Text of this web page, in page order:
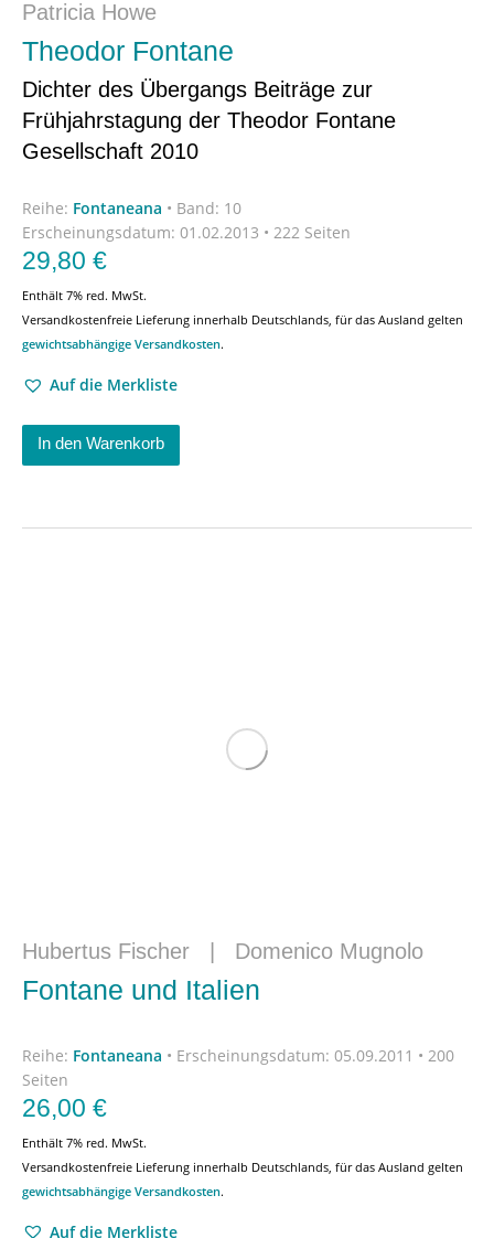
Patricia Howe
Theodor Fontane
Dichter des Übergangs Beiträge zur
Frühjahrstagung der Theodor Fontane
Gesellschaft 2010
Reihe: Fontaneana • Band: 10
Erscheinungsdatum: 01.02.2013 • 222 Seiten
29,80 €
Enthält 7% red. MwSt.
Versandkostenfreie Lieferung innerhalb Deutschlands, für das Ausland gelten
gewichtsabhängige Versandkosten.
Auf die Merkliste
In den Warenkorb
Hubertus Fischer Domenico Mugnolo
Fontane und Italien
Reihe: Fontaneana • Erscheinungsdatum: 05.09.2011 • 200
Seiten
26,00 €
Enthält 7% red. MwSt.
Versandkostenfreie Lieferung innerhalb Deutschlands, für das Ausland gelten
gewichtsabhängige Versandkosten.
Auf die Merkliste